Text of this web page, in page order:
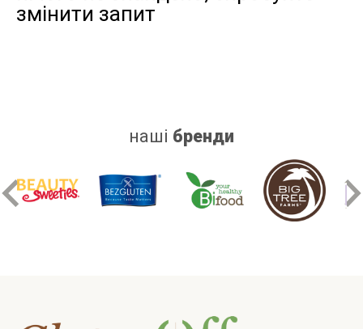
дріжджів
змінити запит
наші бренди